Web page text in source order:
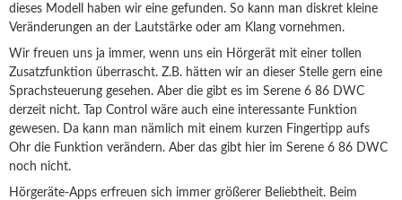
dieses Modell haben wir eine gefunden. So kann man diskret kleine
Veränderungen an der Lautstärke oder am Klang vornehmen.
Wir freuen uns ja immer, wenn uns ein Hörgerät mit einer tollen
Zusatzfunktion überrascht. Z.B. hätten wir an dieser Stelle gern eine
Sprachsteuerung gesehen. Aber die gibt es im Serene 6 86 DWC
derzeit nicht. Tap Control wäre auch eine interessante Funktion
gewesen. Da kann man nämlich mit einem kurzen Fingertipp aufs
Ohr die Funktion verändern. Aber das gibt hier im Serene 6 86 DWC
noch nicht.
Hörgeräte-Apps erfreuen sich immer größerer Beliebtheit. Beim